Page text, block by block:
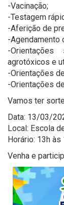
-Vacinação;
-Testagem
-Aferição de
-Agendamento
-
agrotóxicos e
-Orientações
-Orientações
Vamos ter
Data: 13/03/
Local: Escola
Horário: 13h às
Venha e